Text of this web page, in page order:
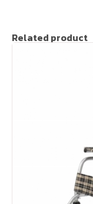
Related product